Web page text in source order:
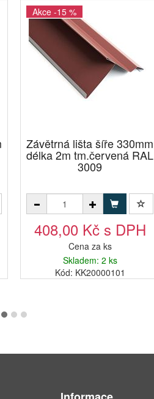
Akce -15 %
Závětrná lišta šíře 330mm
délka 2m tm.červená RAL
3009
408,00 Kč s DPH
Cena za ks
Skladem: 2 ks
Kód: KK20000101